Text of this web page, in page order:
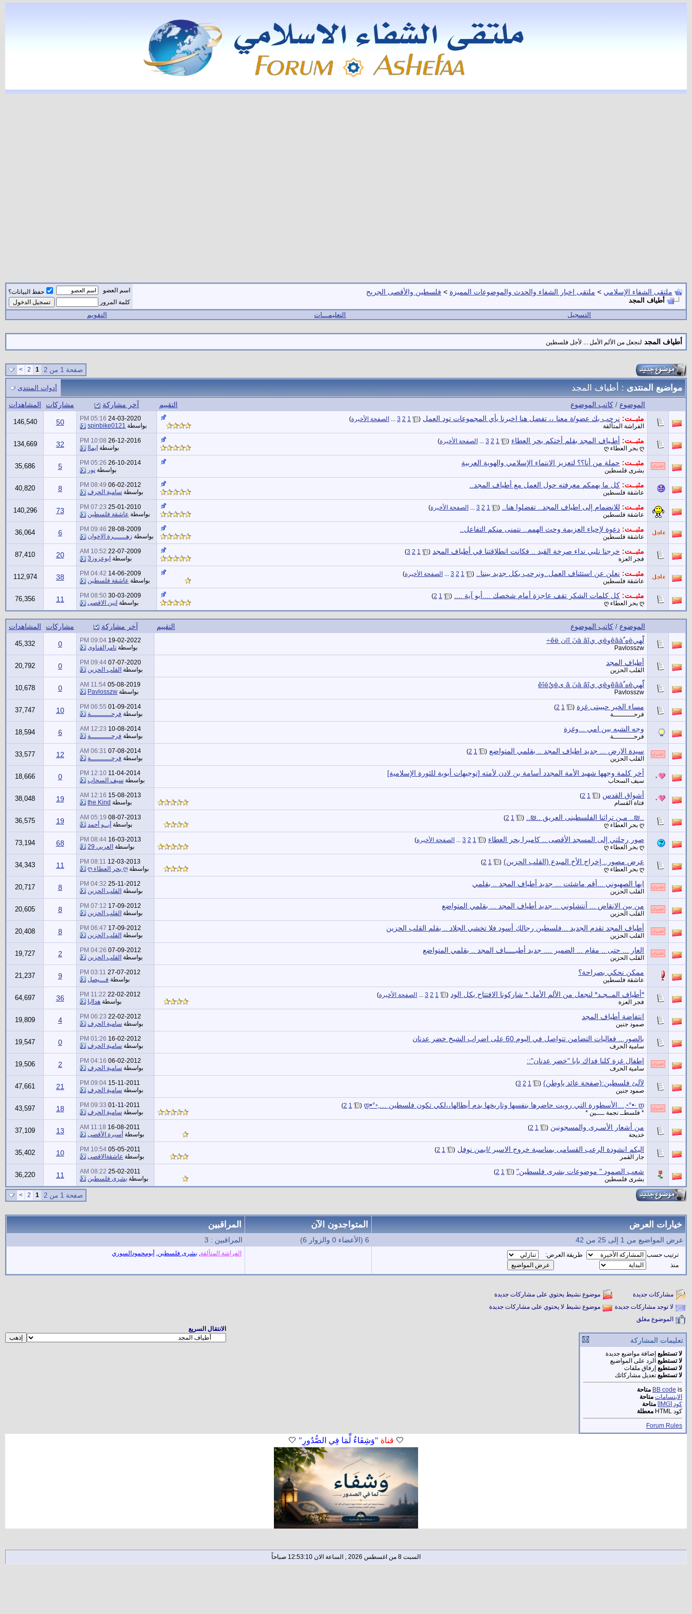
ملتقى الشفاء الإسلامي > ملتقى اخبار الشفاء والحدث والموضوعات المميزة > فلسطين والأقصى الجريح
أطياف المجد
اسم العضو
حفظ البيانات؟
كلمة المرور
التسجيل التعليمـــات التقويم
أطياف المجد لنجعل من الألم الأمل ... لأجل فلسطين
صفحة 1 من 2 1
2
>
مواضيع المنتدى: أطياف المجد أدوات المنتدى
التقييم الموضوع / كاتب الموضوع آخر مشاركة مشاركات
المشاهدات
مثبــت: نرحب بك عضو/ة معنا ،، تفضل هنا اخبرنا بأي المجموعات تود العمل (
1
2
3
... الصفحة الأخيرة)
الفراشة المتألقة
24-03-2020
05:16 PM
بواسطة spinbike0121
50
146,540
مثبــت: أطـياف المجد بقلم أختكم بحر العطاء (
1
2
3
... الصفحة الأخيرة)
ღ بحر العطاء ღ
26-12-2016
10:08 PM
بواسطة ايماا 32
134,669
مثبــت: حملة من أنا؟؟ لتعزيز الانتماء الإسلامي والهوية العربية
بشرى فلسطين
26-10-2014
05:26 PM
بواسطة نور 5
35,686
مثبــت: كل ما يهمكم معرفته حول العمل مع أطياف المجد..
عاشقة فلسطين
06-02-2012
08:49 PM
بواسطة سامية الحرف 8
40,820
مثبــت: للانضمام إلى اطياف المجد.. تفضلوا هنا.. (
1
2
3
... الصفحة الأخيرة)
عاشقة فلسطين
25-01-2010
07:23 PM
بواسطة عاشقة فلسطين 73
140,296
مثبــت: دعوة لإحياء العزيمة وحث الهمم.. نتمنى منكم التفاعل..
عاشقة فلسطين
28-08-2009
09:46 PM
بواسطة زهــــــرة الإخوان 6
36,064
مثبــت: خرجنا نلبي نداء صرخة القيد .. فكانت انطلاقتنا في أطياف المجد (
1
2
3
)
فجر العزة
22-07-2009
10:52 AM
بواسطة ابوعزوز3 20
87,410
مثبــت: نعلن عن استئناف العمل..ونرحب بكل جديد بيننا.. (
1
2
3
... الصفحة الأخيرة)
عاشقة فلسطين
14-06-2009
04:42 PM
بواسطة عاشقة فلسطين 38
112,974
مثبــت: كل كلمات الشكر تقف عاجزة أمام شخصك ....أبو آية .... (
1
2
)
ღ بحر العطاء ღ
30-03-2009
08:50 PM
بواسطة انين الاقصى 11
76,356
التقييم الموضوع / كاتب الموضوع آخر مشاركة مشاركات
المشاهدات
لًَهيèه ٌêâàوèي يà âîنَ ïîن êë‏÷
Pavlosszw
19-02-2022
09:04 PM
بواسطة تامرالقناوى 0
45,332
أطياف المجد
القلب الحزين
07-07-2020
09:44 PM
بواسطة القلب الحزين 0
20,792
لًَهيèه ٌêâàوèي يà âîنَ â ىèيٌêîé
Pavlosszw
05-08-2019
11:54 AM
بواسطة Pavlosszw
0
10,678
مساء الخير حبيبتى غزة (
1
2
)
فرحــــــــــة
01-09-2014
06:55 PM
بواسطة فرحــــــــــة 10
37,747
وجه الشبه بين امي ...وغزة
فرحــــــــــة
10-08-2014
12:23 AM
بواسطة فرحــــــــــة 6
18,594
سيدة الارض ... جديد اطياف المجد .. بقلمي المتواضع (
1
2
)
القلب الحزين
07-08-2014
06:31 AM
بواسطة فرحــــــــــة 12
33,577
أخر كلمة وجهها شهيد الأمة المجدد أسامة بن لادن لأمته [توجيهات أبوية للثورة الإسلامية]
سيف السحاب
11-04-2014
12:10 PM
بواسطة سيف السحاب 0
18,666
أشواق القدس (
1
2
)
فتاة القسام
15-08-2013
12:16 AM
بواسطة the Kind
19
38,048
..₪.. مـن تراثنا الفلسطينى العريق ..₪.. (
1
2
)
ღ بحر العطاء ღ
08-07-2013
05:19 AM
بواسطة أبــو أحمد 19
36,575
صور رحلتي إلى المسجد الأقصى .. كاميرا بحر العطاء (
1
2
3 الصفحة الأخيرة)
ღ بحر العطاء ღ
16-03-2013
08:44 PM
بواسطة العربي 29 68
73,194
عرض مصور.. إخراج الأخ المبدع (القلب الحزين) (
1
2
)
ღ بحر العطاء ღ
12-03-2013
08:11 PM
بواسطة ღ بحر العطاء ღ 11
34,343
ايها الصهيوني ...أقم ماشئت ... جديد أطياف المجد .. بقلمي
القلب الحزين
25-11-2012
04:32 PM
بواسطة القلب الحزين 8
20,717
من بين الانقاض ... أنتشلوني .. جديد أطياف المجد ... بقلمي المتواضع
القلب الحزين
17-09-2012
07:12 PM
بواسطة القلب الحزين 8
20,605
أطياف المجد تقدم الجديد ...فلسطين رجالكِ أسود فلا تخشي الجلاد .. بقلم القلب الحزين
القلب الحزين
17-09-2012
06:47 PM
بواسطة القلب الحزين 8
20,408
العار ... حتى .. مقام ... الضمير .... جديد أطيـــــاف المجد .. بقلمي المتواضع
القلب الحزين
07-09-2012
04:26 PM
بواسطة القلب الحزين 2
19,727
ممكن نحكي بصراحة؟
عاشقة فلسطين
27-07-2012
03:11 PM
بواسطة فـــيصل 9
21,237
*أطياف المــجـد* لنجعل من الألم الأمل * شاركونا الافتتاح بكل الود (
1
2
3 الصفحة الأخيرة)
فجر العزة
22-02-2012
11:22 PM
بواسطة هداايا 36
64,697
انتفاضة أطياف المجد
صمود جنين
22-02-2012
06:23 PM
بواسطة سامية الحرف 4
19,809
بالصور... فعاليات التضامن تتواصل في اليوم 60 على اضراب الشيخ خضر عدنان
سامية الحرف
16-02-2012
01:26 PM
بواسطة سامية الحرف 0
19,547
اطفال غزة كلنا فداك بابا "خضر عدنان"::
سامية الحرف
06-02-2012
04:16 PM
بواسطة سامية الحرف 2
19,506
لآلئ فلسطين:(صفحة عائد ياوطن) (
1
2
3
)
صمود جنين
15-11-2011
09:04 PM
بواسطة سامية الحرف 21
47,661
დ ∙•°◦‚…الأسطورة التي رويت حاضرها بنفسها وتاريخها بدم أبطالها،،لكي تكون فلسطين …‚◦°•დ (
1
2
)
* فلسطــ نجمة ــــين *
01-11-2011
09:33 PM
بواسطة سامية الحرف 18
43,597
من أشعار الأسـرى والمسجونين (
1
2
)
خديجة
16-08-2011
11:18 AM
بواسطة أسيرة الأقصى 13
37,109
اليكم انشودة الرعب القسامى بمناسبة خروج الاسير /ايمن نوفل (
1
2
)
جار القمر
05-05-2011
10:54 PM
بواسطة عاشقةالاقصى 10
35,402
شعب الصمود " موضوعات بشرى فلسطين" (
1
2
)
بشرى فلسطين
25-02-2011
08:22 AM
بواسطة بشرى فلسطين 11
36,220
صفحة 1 من 2 1
2
>
خيارات العرض المتواجدون الآن المراقبين
عرض المواضيع من 1 إلى 25 من 42 6 (الأعضاء 0 والزوار 6) المراقبين : 3
ترتيب حسب
طريقة العرض:
منذ
الفراشة المتألقة بشرى فلسطين أبومحمودالسوري
مشاركات جديدة
موضوع نشيط يحتوي على مشاركات جديدة
لا توجد مشاركات جديدة
موضوع نشيط لا يحتوي على مشاركات جديدة
الموضوع مغلق
تعليمات المشاركة
لا تستطيع إضافة مواضيع جديدة
لا تستطيع الرد على المواضيع
لا تستطيع إرفاق ملفات
لا تستطيع تعديل مشاركاتك
BB code is
متاحة
الابتسامات متاحة
كود [IMG]
متاحة
كود HTML
معطلة
Forum Rules
الانتقال السريع
🤍 قناة "وَشِفَاءٌ لِّمَا فِي الصُّدُورِ" 🤍
السبت 8 من اغسطس 2026 , الساعة الان 12:53:10 صباحاً